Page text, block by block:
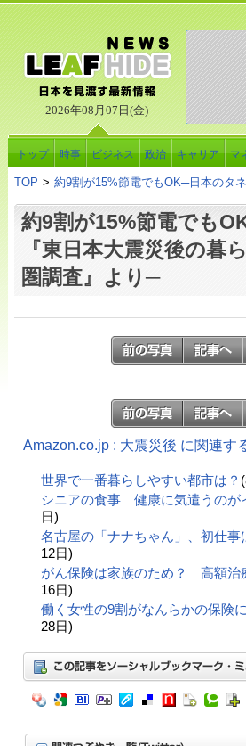
2026年08月07日(金)
トップ 時事 ビジネス 政治 キャリア マ
TOP > 約9割が15%節電でもOK─日本のタ
約9割が15%節電でも
『東日本大震災後の暮
圏調査』より─
Amazon.co.jp : 大震災後 に関連す
世界で一番暮らしやすい都市は？
シニアの食事 健康に気遣うのが
日)
名古屋の「ナナちゃん」、初仕事
12日)
がん保険は家族のため？ 高額治
16日)
働く女性の9割がなんらかの保険
28日)